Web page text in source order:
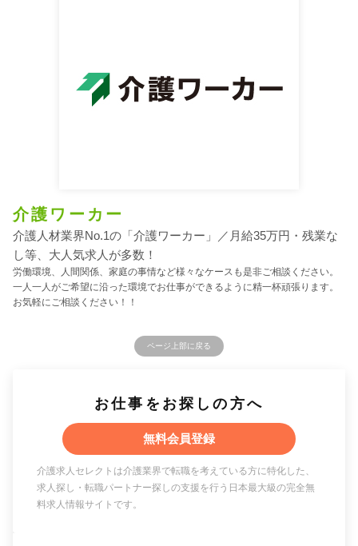
介護ワーカー
介護人材業界No.1の「介護ワーカー」／月給35万円・残業な
し等、大人気求人が多数！
労働環境、人間関係、家庭の事情など様々なケースも是非ご相談ください。
一人一人がご希望に沿った環境でお仕事ができるように精一杯頑張ります。
お気軽にご相談ください！！
ページ上部に戻る
お仕事をお探しの方へ
無料会員登録
介護求人セレクトは介護業界で転職を考えている方に特化した、
求人探し・転職パートナー探しの支援を行う日本最大級の完全無
料求人情報サイトです。